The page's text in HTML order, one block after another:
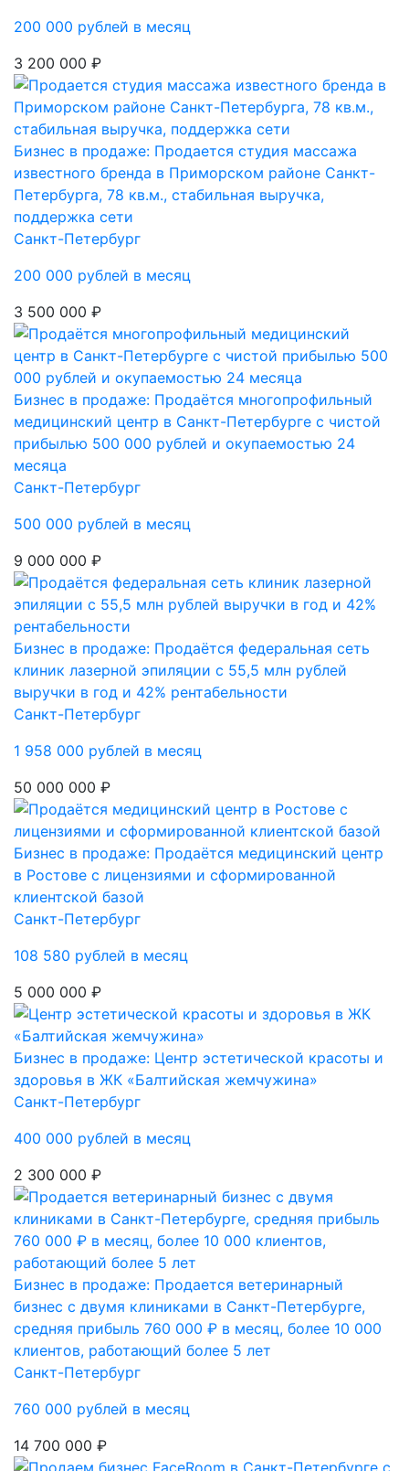
200 000 рублей в месяц
3 200 000 ₽
Бизнес в продаже: Продается студия массажа
известного бренда в Приморском районе Санкт-
Петербурга, 78 кв.м., стабильная выручка,
поддержка сети
Санкт-Петербург
200 000 рублей в месяц
3 500 000 ₽
Бизнес в продаже: Продаётся многопрофильный
медицинский центр в Санкт-Петербурге с чистой
прибылью 500 000 рублей и окупаемостью 24
месяца
Санкт-Петербург
500 000 рублей в месяц
9 000 000 ₽
Бизнес в продаже: Продаётся федеральная сеть
клиник лазерной эпиляции с 55,5 млн рублей
выручки в год и 42% рентабельности
Санкт-Петербург
1 958 000 рублей в месяц
50 000 000 ₽
Бизнес в продаже: Продаётся медицинский центр
в Ростове с лицензиями и сформированной
клиентской базой
Санкт-Петербург
108 580 рублей в месяц
5 000 000 ₽
Бизнес в продаже: Центр эстетической красоты и
здоровья в ЖК «Балтийская жемчужина»
Санкт-Петербург
400 000 рублей в месяц
2 300 000 ₽
Бизнес в продаже: Продается ветеринарный
бизнес с двумя клиниками в Санкт-Петербурге,
средняя прибыль 760 000 ₽ в месяц, более 10 000
клиентов, работающий более 5 лет
Санкт-Петербург
760 000 рублей в месяц
14 700 000 ₽